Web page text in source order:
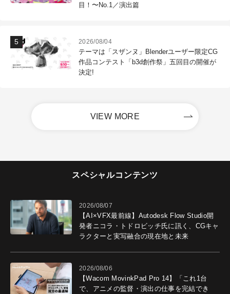
目！〜No.1／演出篇
2026/08/04
テーマは「スザンヌ」Blenderユーザー限定CG
作品コンテスト「b3d創作祭」五回目の開催が
決定!
VIEW MORE
スペシャルコンテンツ
2026/08/07
【AI×VFX最前線】Autodesk Flow Studio開
発者ニコラ・トドロビッチ氏に訊く、CGキャ
ラクターと実写融合の現在地と未来
2026/08/06
【Wacom MovinkPad Pro 14】「これ1台
で、アニメの監督・演出の仕事を完結でき